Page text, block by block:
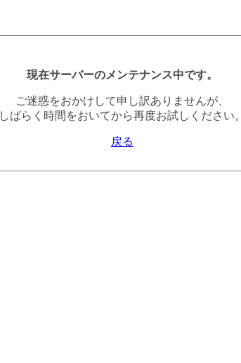
現在サーバーのメンテナンス中です。
ご迷惑をおかけして申し訳ありませんが、
しばらく時間をおいてから再度お試しください。
戻る